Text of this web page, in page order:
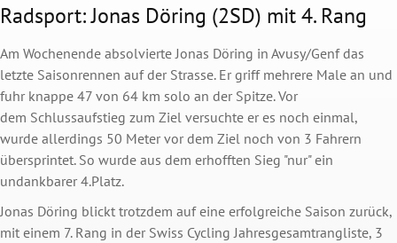
Radsport: Jonas Döring (2SD) mit 4. Rang
Am Wochenende absolvierte Jonas Döring in Avusy/Genf das
letzte Saisonrennen auf der Strasse. Er griff mehrere Male an und
fuhr knappe 47 von 64 km solo an der Spitze. Vor
dem Schlussaufstieg zum Ziel versuchte er es noch einmal,
wurde allerdings 50 Meter vor dem Ziel noch von 3 Fahrern
übersprintet. So wurde aus dem erhofften Sieg "nur" ein
undankbarer 4.Platz.
Jonas Döring blickt trotzdem auf eine erfolgreiche Saison zurück,
mit einem 7. Rang in der Swiss Cycling Jahresgesamtrangliste, 3